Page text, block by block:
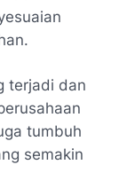
terjadi dan
tumbuh
semakin